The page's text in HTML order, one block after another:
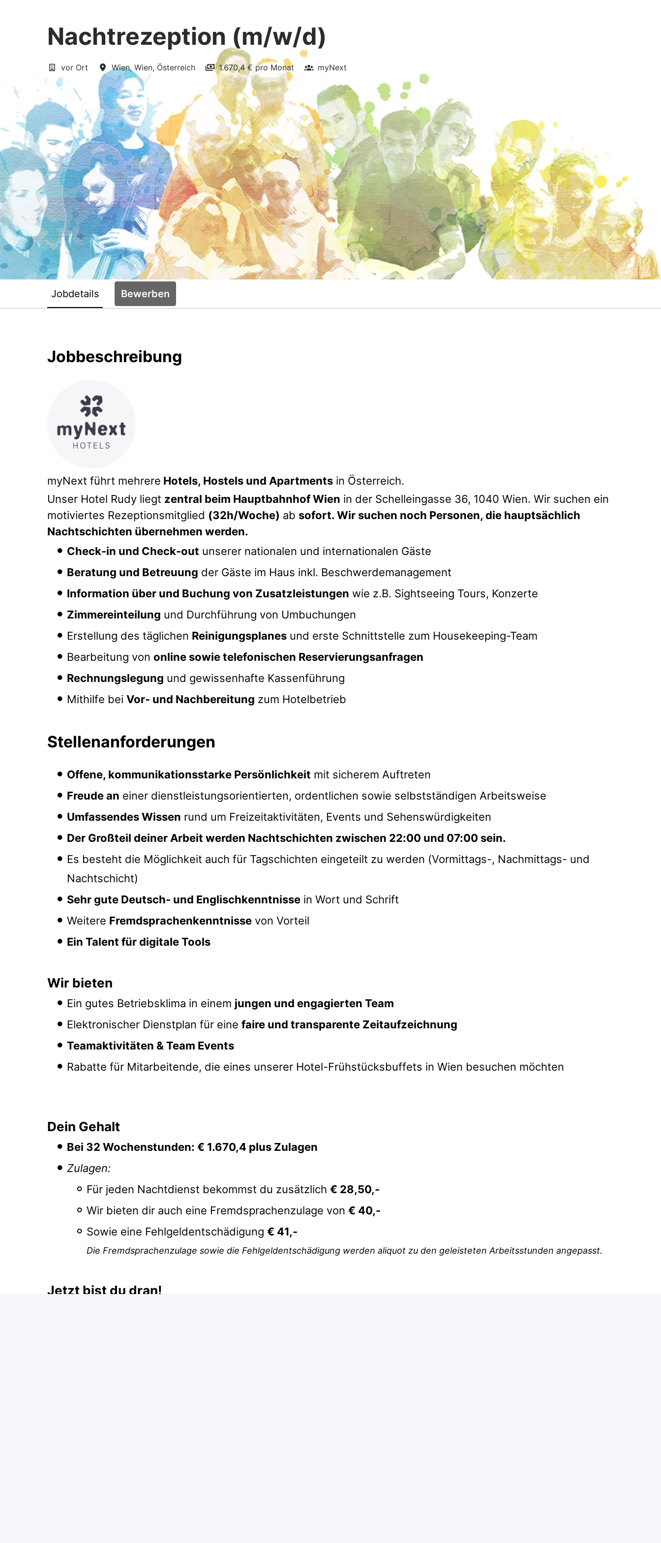
Nachtrezeption (m/w/d)
vor Ort Wien, Wien, Österreich 1.670,4 € pro Monat myNext
Jobdetails Bewerben
Jobbeschreibung
myNext führt mehrere Hotels, Hostels und Apartments in Österreich.
Unser Hotel Rudy liegt zentral beim Hauptbahnhof Wien in der Schelleingasse 36, 1040 Wien. Wir suchen ein
motiviertes Rezeptionsmitglied (32h/Woche) ab sofort. Wir suchen noch Personen, die hauptsächlich
Nachtschichten übernehmen werden.
Check-in und Check-out unserer nationalen und internationalen Gäste
Beratung und Betreuung der Gäste im Haus inkl. Beschwerdemanagement
Information über und Buchung von Zusatzleistungen wie z.B. Sightseeing Tours, Konzerte
Zimmereinteilung und Durchführung von Umbuchungen
Erstellung des täglichen Reinigungsplanes und erste Schnittstelle zum Housekeeping-Team
Bearbeitung von online sowie telefonischen Reservierungsanfragen
Rechnungslegung und gewissenhafte Kassenführung
Mithilfe bei Vor- und Nachbereitung zum Hotelbetrieb
Stellenanforderungen
Offene, kommunikationsstarke Persönlichkeit mit sicherem Auftreten
Freude an einer dienstleistungsorientierten, ordentlichen sowie selbstständigen Arbeitsweise
Umfassendes Wissen rund um Freizeitaktivitäten, Events und Sehenswürdigkeiten
Der Großteil deiner Arbeit werden Nachtschichten zwischen 22:00 und 07:00 sein.
Es besteht die Möglichkeit auch für Tagschichten eingeteilt zu werden (Vormittags-, Nachmittags- und
Nachtschicht)
Sehr gute Deutsch- und Englischkenntnisse in Wort und Schrift
Weitere Fremdsprachenkenntnisse von Vorteil
Ein Talent für digitale Tools
Wir bieten
Ein gutes Betriebsklima in einem jungen und engagierten Team
Elektronischer Dienstplan für eine faire und transparente Zeitaufzeichnung
Teamaktivitäten & Team Events
Rabatte für Mitarbeitende, die eines unserer Hotel-Frühstücksbuffets in Wien besuchen möchten
Dein Gehalt
Bei 32 Wochenstunden: € 1.670,4 plus Zulagen
Zulagen:
Für jeden Nachtdienst bekommst du zusätzlich € 28,50,-
Wir bieten dir auch eine Fremdsprachenzulage von € 40,-
Sowie eine Fehlgeldentschädigung € 41,-
Die Fremdsprachenzulage sowie die Fehlgeldentschädigung werden aliquot zu den geleisteten Arbeitsstunden angepasst.
Jetzt bist du dran!